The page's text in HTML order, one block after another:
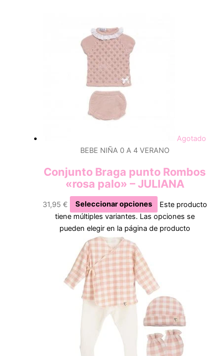
Agotado
BEBE NIÑA 0 A 4 VERANO
Conjunto Braga punto Rombos
«rosa palo» – JULIANA
31,95 € Seleccionar opciones
Este producto
tiene múltiples variantes. Las opciones se
pueden elegir en la página de producto